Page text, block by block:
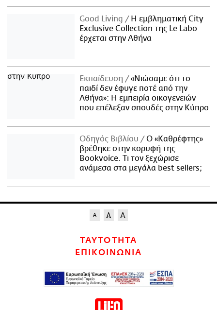
Good Living
Η εμβληματική City
Exclusive Collection της Le Labo
έρχεται στην Αθήνα
Εκπαίδευση
«Νιώσαμε ότι το
παιδί δεν έφυγε ποτέ από την
Αθήνα»: Η εμπειρία οικογενειών
που επέλεξαν σπουδές στην Κύπρο
Οδηγός Βιβλίου
Ο «Καθρέφτης»
βρέθηκε στην κορυφή της
Bookvoice. Τι τον ξεχώρισε
ανάμεσα στα μεγάλα best sellers;
ΤΑΥΤΟΤΗΤΑ
ΕΠΙΚΟΙΝΩΝΙΑ